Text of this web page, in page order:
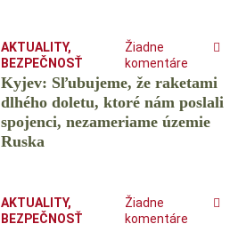
AKTUALITY,
BEZPEČNOSŤ
Žiadne
komentáre
Kyjev: Sľubujeme, že raketami
dlhého doletu, ktoré nám poslali
spojenci, nezameriame územie
Ruska
AKTUALITY,
BEZPEČNOSŤ
Žiadne
komentáre